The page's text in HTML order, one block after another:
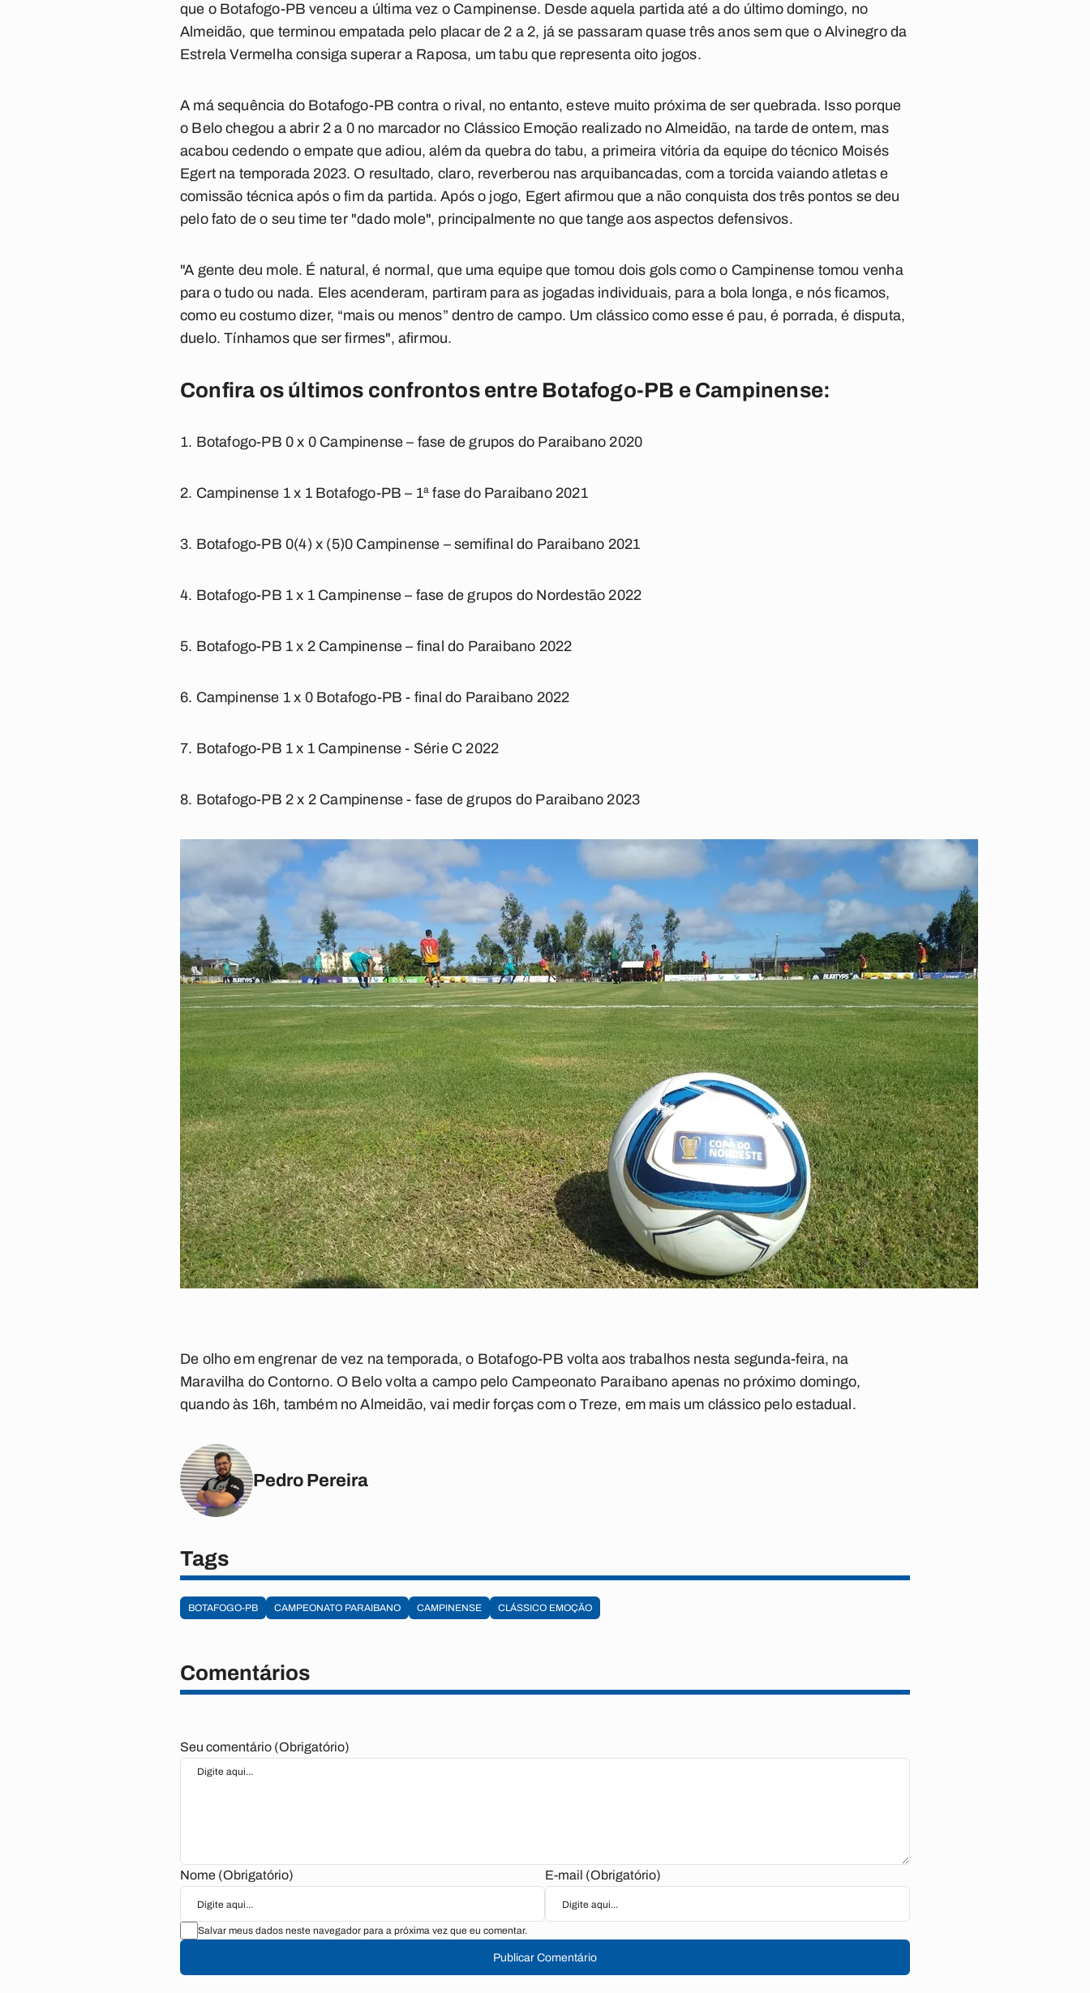
que o Botafogo-PB venceu a última vez o Campinense. Desde aquela partida até a do último domingo, no
Almeidão, que terminou empatada pelo placar de 2 a 2, já se passaram quase três anos sem que o Alvinegro da
Estrela Vermelha consiga superar a Raposa, um tabu que representa oito jogos.
A má sequência do Botafogo-PB contra o rival, no entanto, esteve muito próxima de ser quebrada. Isso porque
o Belo chegou a abrir 2 a 0 no marcador no Clássico Emoção realizado no Almeidão, na tarde de ontem, mas
acabou cedendo o empate que adiou, além da quebra do tabu, a primeira vitória da equipe do técnico Moisés
Egert na temporada 2023. O resultado, claro, reverberou nas arquibancadas, com a torcida vaiando atletas e
comissão técnica após o fim da partida. Após o jogo, Egert afirmou que a não conquista dos três pontos se deu
pelo fato de o seu time ter "dado mole", principalmente no que tange aos aspectos defensivos.
"A gente deu mole. É natural, é normal, que uma equipe que tomou dois gols como o Campinense tomou venha
para o tudo ou nada. Eles acenderam, partiram para as jogadas individuais, para a bola longa, e nós ficamos,
como eu costumo dizer, “mais ou menos” dentro de campo. Um clássico como esse é pau, é porrada, é disputa,
duelo. Tínhamos que ser firmes", afirmou.
Confira os últimos confrontos entre Botafogo-PB e Campinense:
Botafogo-PB 0 x 0 Campinense – fase de grupos do Paraibano 2020
Campinense 1 x 1 Botafogo-PB – 1ª fase do Paraibano 2021
Botafogo-PB 0(4) x (5)0 Campinense – semifinal do Paraibano 2021
Botafogo-PB 1 x 1 Campinense – fase de grupos do Nordestão 2022
Botafogo-PB 1 x 2 Campinense – final do Paraibano 2022
Campinense 1 x 0 Botafogo-PB - final do Paraibano 2022
Botafogo-PB 1 x 1 Campinense - Série C 2022
Botafogo-PB 2 x 2 Campinense - fase de grupos do Paraibano 2023
De olho em engrenar de vez na temporada, o Botafogo-PB volta aos trabalhos nesta segunda-feira, na
Maravilha do Contorno. O Belo volta a campo pelo Campeonato Paraibano apenas no próximo domingo,
quando às 16h, também no Almeidão, vai medir forças com o Treze, em mais um clássico pelo estadual.
Pedro Pereira
Tags
BOTAFOGO-PB CAMPEONATO PARAIBANO CAMPINENSE CLÁSSICO EMOÇÃO
Comentários
Seu comentário (Obrigatório)
Nome (Obrigatório) E-mail (Obrigatório)
Salvar meus dados neste navegador para a próxima vez que eu comentar.
Publicar Comentário